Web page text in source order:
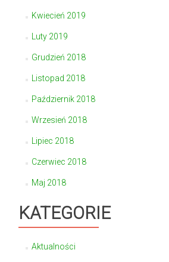
Kwiecień 2019
Luty 2019
Grudzień 2018
Listopad 2018
Październik 2018
Wrzesień 2018
Lipiec 2018
Czerwiec 2018
Maj 2018
KATEGORIE
Aktualności